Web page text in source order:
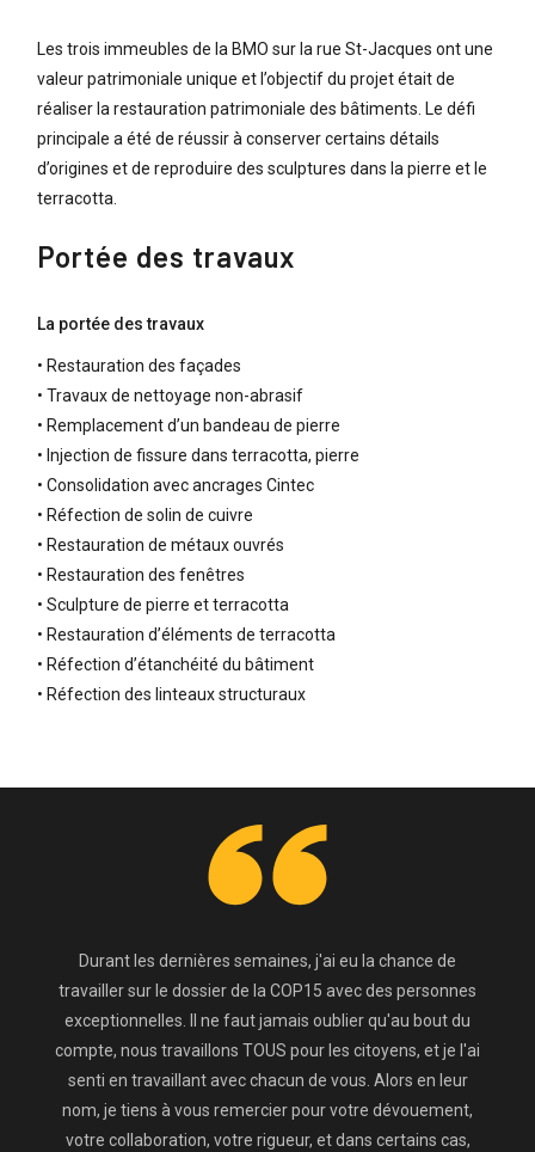
Les trois immeubles de la BMO sur la rue St-Jacques ont une
valeur patrimoniale unique et l’objectif du projet était de
réaliser la restauration patrimoniale des bâtiments. Le défi
principale a été de réussir à conserver certains détails
d’origines et de reproduire des sculptures dans la pierre et le
terracotta.
Portée des travaux
La portée des travaux
• Restauration des façades
• Travaux de nettoyage non-abrasif
• Remplacement d’un bandeau de pierre
• Injection de fissure dans terracotta, pierre
• Consolidation avec ancrages Cintec
• Réfection de solin de cuivre
• Restauration de métaux ouvrés
• Restauration des fenêtres
• Sculpture de pierre et terracotta
• Restauration d’éléments de terracotta
• Réfection d’étanchéité du bâtiment
• Réfection des linteaux structuraux
Durant les dernières semaines, j'ai eu la chance de
travailler sur le dossier de la COP15 avec des personnes
exceptionnelles. Il ne faut jamais oublier qu'au bout du
compte, nous travaillons TOUS pour les citoyens, et je l'ai
senti en travaillant avec chacun de vous. Alors en leur
nom, je tiens à vous remercier pour votre dévouement,
votre collaboration, votre rigueur, et dans certains cas,